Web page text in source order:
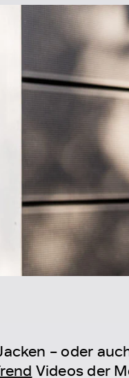
– oder
Videos der